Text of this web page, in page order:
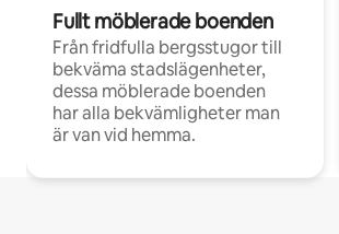
Fullt möblerade boenden
Från fridfulla bergsstugor till
bekväma stadslägenheter,
dessa möblerade boenden
har alla bekvämligheter man
är van vid hemma.